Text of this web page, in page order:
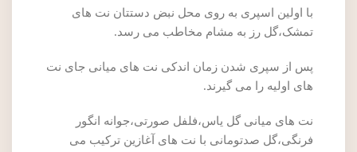
با اولین اسپری به روی محل نبض دستتان نت های
تمشک،گل رز به مشام مخاطب می رسد.
پس از سپری شدن زمان اندکی نت های میانی جای نت
های اولیه را می گیرند.
نت های میانی گل یاس،فلفل صورتی،جوانه انگور
فرنگی،گل صدتومانی با نت های آغازین ترکیب می